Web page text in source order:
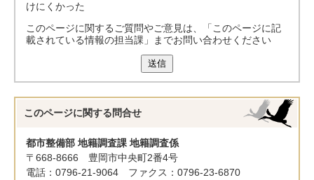
けにくかった
このページに関するご質問やご意見は、「このページに記
載されている情報の担当課」までお問い合わせください
送信
このページに関する 問合せ
都市整備部 地籍調査課 地籍調査係
〒668-8666 豊岡市中央町2番4号
電話：0796-21-9064 ファクス：0796-23-6870